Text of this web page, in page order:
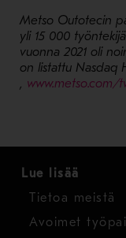
Metso Outotecin
yli 15 000
vuonna 2021 oli
on listattu Nasdaq
- Avaa uudessa
, www.metso.com/
Lue lisää
Tietoa meistä
Avoimet